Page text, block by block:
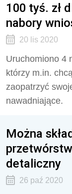
100 tyś. zł
nabory
20 lis 2020
Uruchomiono 4
którzy m.in.
zaopatrzyć
nawadniające.
Można
detaliczny
26 paź 2020